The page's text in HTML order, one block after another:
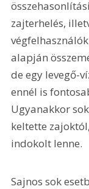
zajterhelés,
alapján
de egy levegő-
ennél is
Ugyanakkor
keltette
indokolt lenne.
Sajnos sok